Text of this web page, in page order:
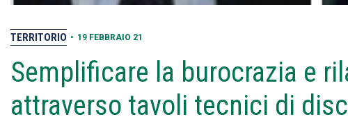
TERRITORIO • 19 FEBBRAIO 21
Semplificare la burocrazia e
attraverso tavoli tecnici di